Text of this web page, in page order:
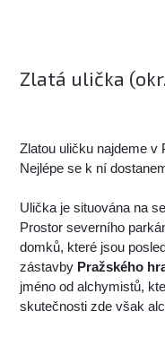
Zlatá ulička
Zlatou uličku najdeme v
Nejlépe se k ní
Ulička je situována na
Prostor severního
domků, které jsou
zástavby Pražského
jméno od alchymistů,
skutečnosti zde však